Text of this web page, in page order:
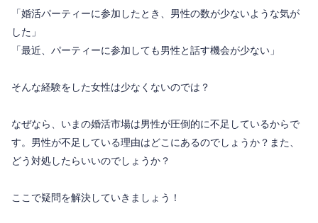
「婚活パーティーに参加したとき、男性の数が少ないような気が
した」
「最近、パーティーに参加しても男性と話す機会が少ない」
そんな経験をした女性は少なくないのでは？
なぜなら、いまの婚活市場は男性が圧倒的に不足しているからで
す。男性が不足している理由はどこにあるのでしょうか？また、
どう対処したらいいのでしょうか？
ここで疑問を解決していきましょう！